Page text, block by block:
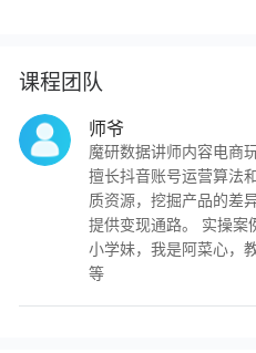
课程团队
师爷
魔研数据讲师内容电商
擅长抖音账号运营算法
质资源，挖掘产品的差
提供变现通路。 实操案
小学妹，我是阿菜心，
等